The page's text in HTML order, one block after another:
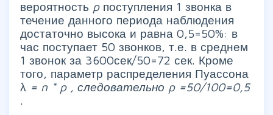
вероятность p поступления 1 звонка в
течение данного периода наблюдения
достаточно высока и равна 0,5=50%: в
час поступает 50 звонков, т.е. в среднем
1 звонок за 3600сек/50=72 сек. Кроме
того, параметр распределения Пуассона
λ = n * p , следовательно p =50/100=0,5
.